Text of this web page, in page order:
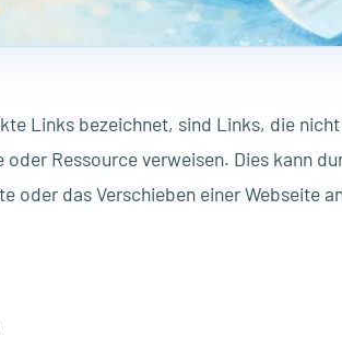
Links bezeichnet, sind Links, die
Ressource verweisen. Dies kann
oder das Verschieben einer Webseite